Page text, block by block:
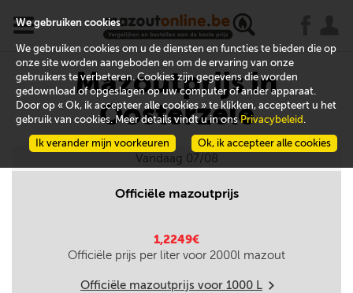
x
Mazoutprijs in
Oosterzele
Vandaag 07/08
Officiële mazoutprijs
1,2249€
Officiële prijs per liter voor 2000l mazout
Officiële mazoutprijs voor 1000 L m
We gebruiken cookies
We gebruiken cookies om u de diensten en functies te bieden die op
onze site worden aangeboden en om de ervaring van onze
gebruikers te verbeteren. Cookies zijn gegevens die worden
gedownload of opgeslagen op uw computer of ander apparaat.
Door op « Ok, ik accepteer alle cookies » te klikken, accepteert u het
gebruik van cookies. Meer details vindt u in onsPrivacybeleid .
Ok, ik accepteer alle cookies
Ik verander mijn voorkeuren